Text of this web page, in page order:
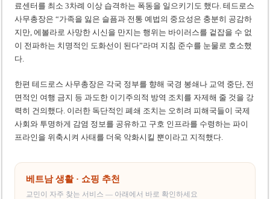
료센터를 최소 3차례 이상 습격하는 폭동을 일으키기도 했다. 테드로스
사무총장은 “가족을 잃은 슬픔과 전통 예법의 중요성은 충분히 공감하
지만, 에볼라로 사망한 시신을 만지는 행위는 바이러스를 겉잡을 수 없
이 전파하는 치명적인 도화선이 된다”라며 지침 준수를 눈물로 호소했
다.
한편 테드로스 사무총장은 각국 정부를 향해 국경 봉쇄나 교역 중단, 전
면적인 여행 금지 등 과도한 이기주의적 방역 조치를 자제해 줄 것을 강
력히 건의했다. 이러한 독단적인 폐쇄 조치는 오히려 피해국들이 국제
사회와 투명하게 감염 정보를 공유하고 구호 인프라를 수령하는 파이
프라인을 위축시켜 사태를 더욱 악화시킬 뿐이라고 지적했다.
베트남 생활 · 쇼핑 추천
교민이 자주 찾는 서비스 — 아래에서 바로 확인하세요